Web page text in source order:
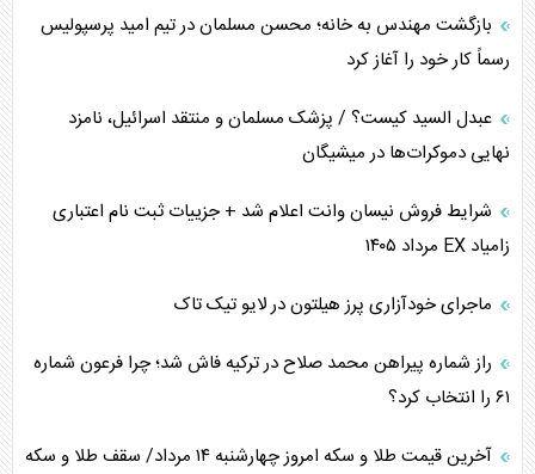
اهمیت راهبردی اردن برای آمریکا
پیام، ظرفیت بالفعل‌نشده تجارت ایران
همسویی عربستان با سنتکام علیه متحدان ایران
ترامپ و توهم خلع سلاح حماس
چرا کویت به دنبال شریک امنیتی جدید است؟
اعتراف غرب به قدرت ایران در تثبیت معادلات
خطای راهبردی ترامپ مقابل برزیل
بازگشت مهندس به خانه؛ محسن مسلمان در تیم امید پرسپولیس
رسماً کار خود را آغاز کرد
عبدل السید کیست؟ / پزشک مسلمان و منتقد اسرائیل، نامزد
نهایی دموکرات‌ها در میشیگان
شرایط فروش نیسان وانت اعلام شد + جزییات ثبت نام اعتباری
زامیاد EX مرداد ۱۴۰۵
ماجرای خودآزاری پرز هیلتون در لایو تیک تاک
راز شماره پیراهن محمد صلاح در ترکیه فاش شد؛ چرا فرعون شماره
۶۱ را انتخاب کرد؟
آخرین قیمت طلا و سکه امروز چهارشنبه ۱۴ مرداد/ سقف طلا و سکه